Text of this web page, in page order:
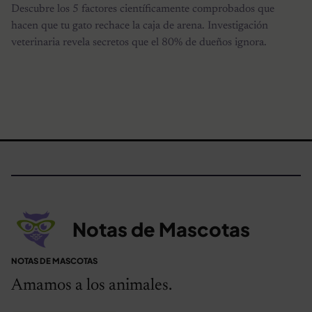
Descubre los 5 factores científicamente comprobados que
hacen que tu gato rechace la caja de arena. Investigación
veterinaria revela secretos que el 80% de dueños ignora.
Notas de Mascotas
NOTAS DE MASCOTAS
Amamos a los animales.